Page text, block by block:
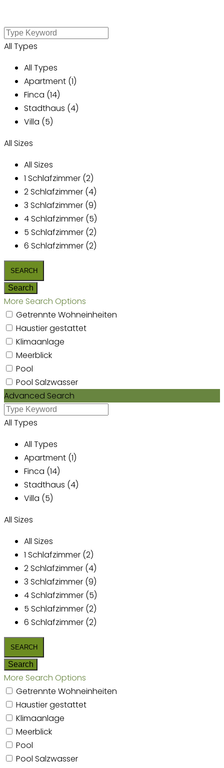
All Types
All Types
Apartment (1)
Finca (14)
Stadthaus (4)
Villa (5)
All Sizes
All Sizes
1 Schlafzimmer (2)
2 Schlafzimmer (4)
3 Schlafzimmer (9)
4 Schlafzimmer (5)
5 Schlafzimmer (2)
6 Schlafzimmer (2)
More Search Options
Getrennte Wohneinheiten
Haustier gestattet
Klimaanlage
Meerblick
Pool
Pool Salzwasser
Advanced Search
All Types
All Types
Apartment (1)
Finca (14)
Stadthaus (4)
Villa (5)
All Sizes
All Sizes
1 Schlafzimmer (2)
2 Schlafzimmer (4)
3 Schlafzimmer (9)
4 Schlafzimmer (5)
5 Schlafzimmer (2)
6 Schlafzimmer (2)
More Search Options
Getrennte Wohneinheiten
Haustier gestattet
Klimaanlage
Meerblick
Pool
Pool Salzwasser